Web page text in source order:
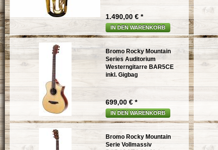
1.490,00 € *
IN DEN WARENKORB
Bromo Rocky Mountain
Series Auditorium
Westerngitarre BAR5CE
inkl. Gigbag
699,00 € *
IN DEN WARENKORB
Bromo Rocky Mountain
Serie Vollmassiv